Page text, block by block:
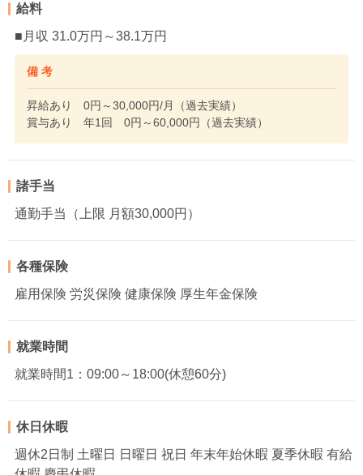
給料
■月収 31.0万円～38.1万円
備 考
昇給あり 0円～30,000円/月（過去実績）
賞与あり 年1回 0円～60,000円（過去実績）
諸手当
通勤手当（上限 月額30,000円）
各種保険
雇用保険 労災保険 健康保険 厚生年金保険
就業時間
就業時間1：09:00～18:00(休憩60分)
休日休暇
週休2日制 土曜日 日曜日 祝日 年末年始休暇 夏季休暇 有給